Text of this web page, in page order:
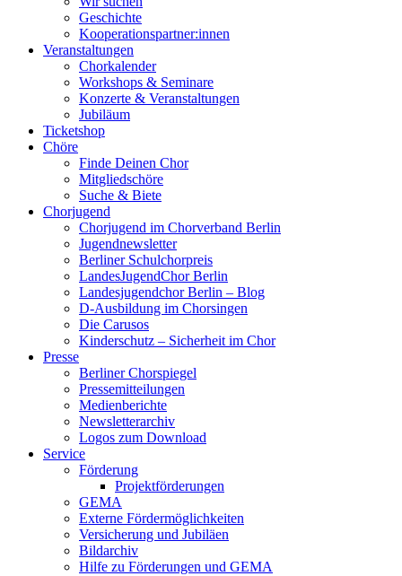
Geschichte
Kooperationspartner:innen
Veranstaltungen
Chorkalender
Workshops & Seminare
Konzerte & Veranstaltungen
Jubiläum
Ticketshop
Chöre
Finde Deinen Chor
Mitgliedschöre
Suche & Biete
Chorjugend
Chorjugend im Chorverband Berlin
Jugendnewsletter
Berliner Schulchorpreis
LandesJugendChor Berlin
Landesjugendchor Berlin – Blog
D-Ausbildung im Chorsingen
Die Carusos
Kinderschutz – Sicherheit im Chor
Presse
Berliner Chorspiegel
Pressemitteilungen
Medienberichte
Newsletterarchiv
Logos zum Download
Service
Förderung
Projektförderungen
GEMA
Externe Fördermöglichkeiten
Versicherung und Jubiläen
Bildarchiv
Hilfe zu Förderungen und GEMA